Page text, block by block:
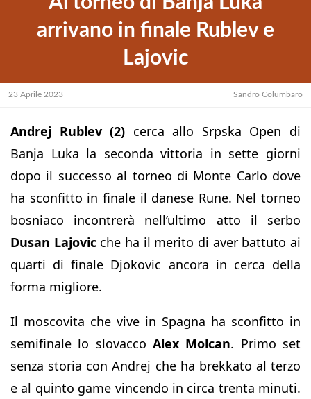
arrivano in finale Rublev e
Lajovic
23 Aprile 2023 Sandro Columbaro
Andrej Rublev (2) cerca allo Srpska Open di
Banja Luka la seconda vittoria in sette giorni
dopo il successo al torneo di Monte Carlo dove
ha sconfitto in finale il danese Rune. Nel torneo
bosniaco incontrerà nell’ultimo atto il serbo
Dusan Lajovicche ha il merito di aver battuto ai
quarti di finale Djokovic ancora in cerca della
forma migliore.
Il moscovita che vive in Spagna ha sconfitto in
semifinale lo slovacco Alex Molcan. Primo set
senza storia con Andrej che ha brekkato al terzo
e al quinto game vincendo in circa trenta minuti.